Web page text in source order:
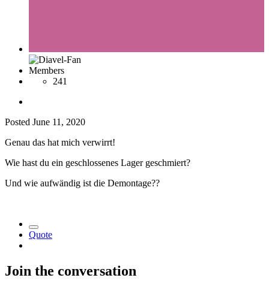
Members
241
Posted June 11, 2020
Genau das hat mich verwirrt!
Wie hast du ein geschlossenes Lager geschmiert?
Und wie aufwändig ist die Demontage??
Quote
Join the conversation